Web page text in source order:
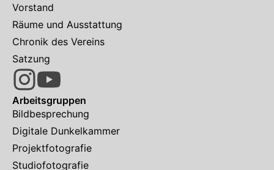
Vorstand
Räume und Ausstattung
Chronik des Vereins
Satzung
Arbeitsgruppen
Bildbesprechung
Digitale Dunkelkammer
Projektfotografie
Studiofotografie